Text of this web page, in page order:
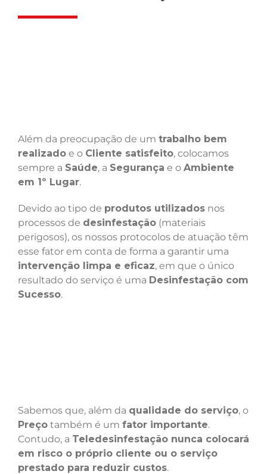
Além da preocupação de um trabalho bem
realizado e o Cliente satisfeito, colocamos
sempre a Saúde, a Segurança e o Ambiente
em 1º Lugar.
Devido ao tipo de produtos utilizados nos
processos de desinfestação (materiais
perigosos), os nossos protocolos de atuação têm
esse fator em conta de forma a garantir uma
intervenção limpa e eficaz, em que o único
resultado do serviço é uma Desinfestação com
Sucesso.
Sabemos que, além da qualidade do serviço, o
Preço também é um fator importante.
Contudo, a Teledesinfestação nunca colocará
em risco o próprio cliente ou o serviço
prestado para reduzir custos.